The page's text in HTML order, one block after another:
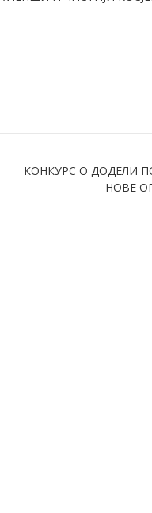
,,
КОНКУРС О ДОДЕЛИ
НОВЕ